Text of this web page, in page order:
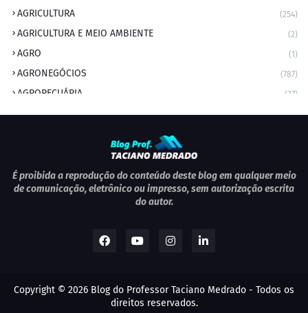
AGRICULTURA (254)
AGRICULTURA E MEIO AMBIENTE (2)
AGRO (1)
AGRONEGÓCIOS (787)
AGROPECUÁRIA (37)
AMBIENTE (9)
ANIVERSÁRIO DA CIDADE
ANIVERSÁRIOS (1)
APEXBRASIL (1)
AVIAÇÃO (1)
É proibida a reprodução do conteúdo deste blog em qualquer meio
de comunicação, eletrônico ou impresso, sem autorização escrita
do autor.
Copyright © 2026 Blog do Professor Taciano Medrado - Todos os
direitos reservados.